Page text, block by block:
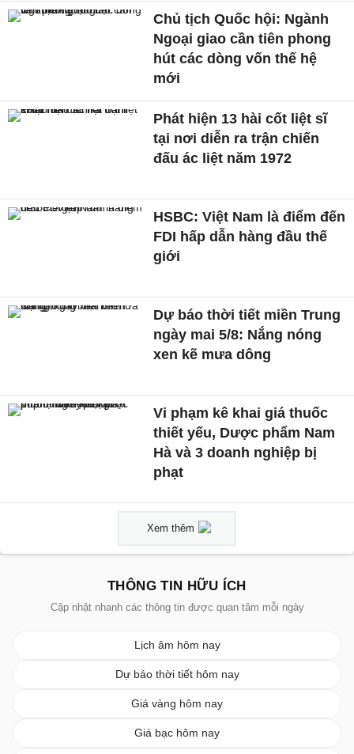
Chủ tịch Quốc hội: Ngành
Ngoại giao cần tiên phong
hút các dòng vốn thế hệ
mới
Phát hiện 13 hài cốt liệt sĩ
tại nơi diễn ra trận chiến
đấu ác liệt năm 1972
HSBC: Việt Nam là điểm đến
FDI hấp dẫn hàng đầu thế
giới
Dự báo thời tiết miền Trung
ngày mai 5/8: Nắng nóng
xen kẽ mưa dông
Vi phạm kê khai giá thuốc
thiết yếu, Dược phẩm Nam
Hà và 3 doanh nghiệp bị
phạt
Xem thêm
THÔNG TIN HỮU ÍCH
Cập nhật nhanh các thông tin được quan tâm mỗi ngày
Lịch âm hôm nay
Dự báo thời tiết hôm nay
Giá vàng hôm nay
Giá bạc hôm nay